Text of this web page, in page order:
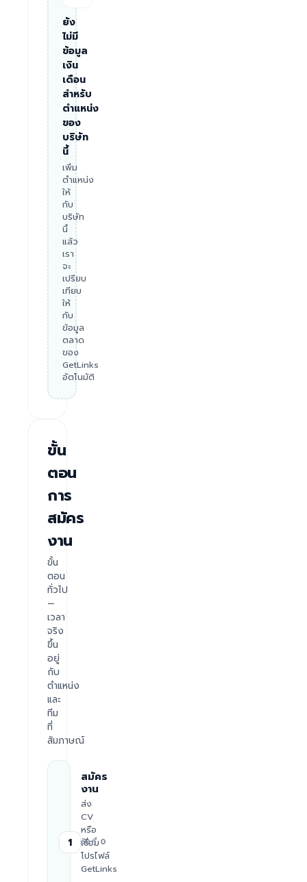
ยัง
ไม่มี
ข้อมูล
เงิน
เดือน
สำหรับ
ตำแหน่ง
ของ
บริษัท
นี้
เพิ่ม
ตำแหน่ง
ให้
กับ
บริษัท
นี้
แล้ว
เรา
จะ
เปรียบ
เทียบ
ให้
กับ
ข้อมูล
ตลาด
ของ
GetLinks
อัตโนมัติ
ขั้น
ตอน
การ
สมัคร
งาน
ขั้น
ตอน
ทั่วไป
—
เวลา
จริง
ขึ้น
อยู่
กับ
ตำแหน่ง
และ
ทีม
ที่
สัมภาษณ์
1
สมัคร
งาน
ส่ง
CV
หรือ
เชื่อม
โปรไฟล์
GetLinks
วันที่ 0